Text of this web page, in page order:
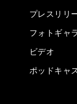
プレスリリ
フォトギャ
ビデオ
ポッドキャ